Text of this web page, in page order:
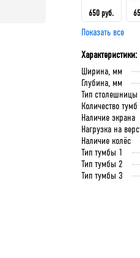
650 руб.
Верстакофф
В корзину
Показать все
Характеристики:
Ширина, мм
Глубина, мм
Тип столешницы
Количество тумб
Наличие экрана
Нагрузка на
Наличие колёс
Тип тумбы 1
Тип тумбы 2
Тип тумбы 3